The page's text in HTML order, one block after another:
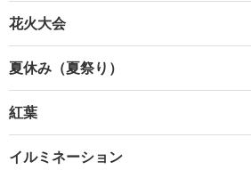
花火大会
夏休み（夏祭り）
紅葉
イルミネーション